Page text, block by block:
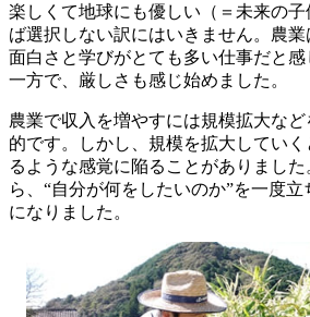
楽しくて地球にも優しい（＝未来の
ば選択しない訳にはいきません。農業
面白さと学びがとても多い仕事だと
一方で、厳しさも感じ始めました。
農業で収入を増やすには規模拡大な
的です。しかし、規模を拡大してい
るような感覚に陥ることがありまし
ら、“自分が何をしたいのか”を一度立
になりました。